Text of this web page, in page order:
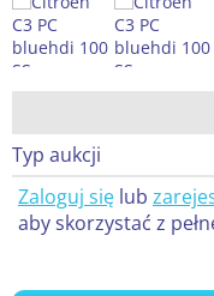
Typ aukcji
Zaloguj się lub
aby skorzystać z